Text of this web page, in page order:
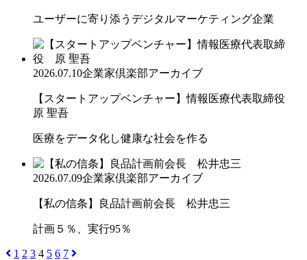
ユーザーに寄り添うデジタルマーケティング企業
2026.07.10企業家倶楽部アーカイブ
【スタートアップベンチャー】情報医療代表取締役
原 聖吾
医療をデータ化し健康な社会を作る
2026.07.09企業家倶楽部アーカイブ
【私の信条】良品計画前会長 松井忠三
計画５％、実行95％
1 2 3 4 5 6 7